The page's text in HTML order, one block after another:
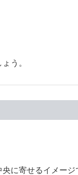
う。
に寄せるイメージ